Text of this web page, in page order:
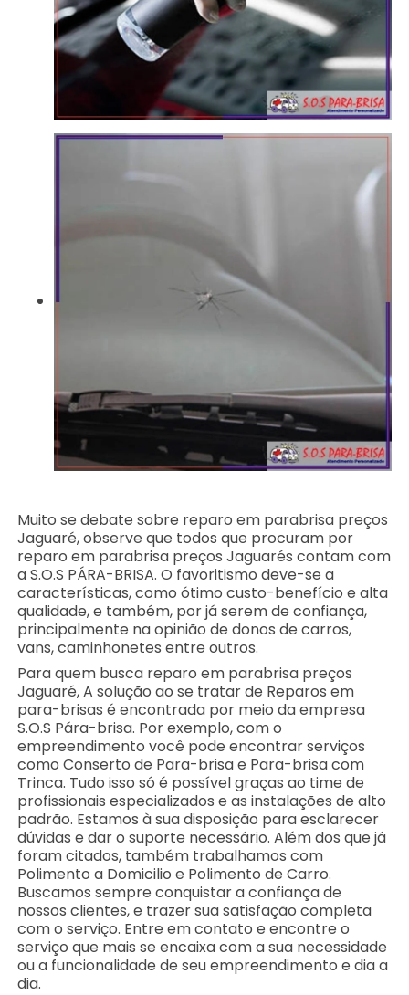
Muito se debate sobre reparo em parabrisa preços
Jaguaré, observe que todos que procuram por
reparo em parabrisa preços Jaguarés contam com
a S.O.S PÁRA-BRISA. O favoritismo deve-se a
características, como ótimo custo-benefício e alta
qualidade, e também, por já serem de confiança,
principalmente na opinião de donos de carros,
vans, caminhonetes entre outros.
Para quem busca reparo em parabrisa preços
Jaguaré, A solução ao se tratar de Reparos em
para-brisas é encontrada por meio da empresa
S.O.S Pára-brisa. Por exemplo, com o
empreendimento você pode encontrar serviços
como Conserto de Para-brisa e Para-brisa com
Trinca. Tudo isso só é possível graças ao time de
profissionais especializados e as instalações de alto
padrão. Estamos à sua disposição para esclarecer
dúvidas e dar o suporte necessário. Além dos que já
foram citados, também trabalhamos com
Polimento a Domicilio e Polimento de Carro.
Buscamos sempre conquistar a confiança de
nossos clientes, e trazer sua satisfação completa
com o serviço. Entre em contato e encontre o
serviço que mais se encaixa com a sua necessidade
ou a funcionalidade de seu empreendimento e dia a
dia.